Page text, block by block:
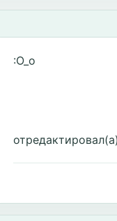
:O_o